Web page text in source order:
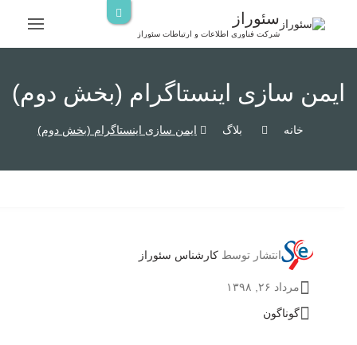
سئوراز
شرکت فناوری اطلاعات و ارتباطات سئوراز
ایمن سازی اینستاگرام (بخش دوم)
خانه بلاگ ایمن سازی اینستاگرام (بخش دوم)
انتشار توسط کارشناس سئوراز
مرداد ۲۶, ۱۳۹۸
گوناگون